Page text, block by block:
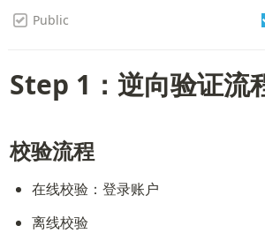
Public
Step 1：逆向验证流
校验流程
在线校验：登录账户
离线校验